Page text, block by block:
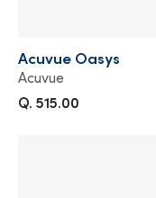
Acuvue Oasys
Acuvue
Q. 515.00